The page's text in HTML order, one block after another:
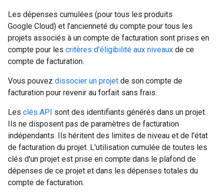
Les dépenses cumulées (pour tous les produits
Google Cloud) et l'ancienneté du compte pour tous les
projets associés à un compte de facturation sont prises en
compte pour les critères d'éligibilité aux niveaux de ce
compte de facturation.
Vous pouvez dissocier un projet de son compte de
facturation pour revenir au forfait sans frais.
Les clés API sont des identifiants générés dans un projet.
Ils ne disposent pas de paramètres de facturation
indépendants. Ils héritent des limites de niveau et de l'état
de facturation du projet. L'utilisation cumulée de toutes les
clés d'un projet est prise en compte dans le plafond de
dépenses de ce projet et dans les dépenses totales du
compte de facturation.